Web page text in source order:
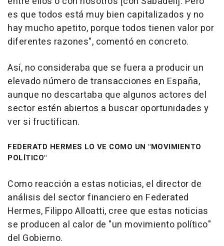
es que todos está muy bien capitalizados y no
hay mucho apetito, porque todos tienen valor por
diferentes razones", comentó en concreto.
Así, no consideraba que se fuera a producir un
elevado número de transacciones en España,
aunque no descartaba que algunos actores del
sector estén abiertos a buscar oportunidades y
ver si fructifican.
FEDERATD HERMES LO VE COMO UN "MOVIMIENTO
POLÍTICO"
Como reacción a estas noticias, el director de
análisis del sector financiero en Federated
Hermes, Filippo Alloatti, cree que estas noticias
se producen al calor de "un movimiento político"
del Gobierno.